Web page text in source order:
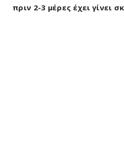
πριν 2-3 μέρες έχει γίνει